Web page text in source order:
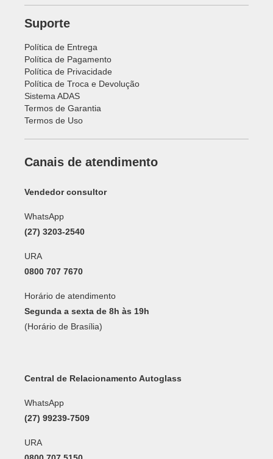
Suporte
Política de Entrega
Política de Pagamento
Política de Privacidade
Política de Troca e Devolução
Sistema ADAS
Termos de Garantia
Termos de Uso
Canais de atendimento
Vendedor consultor
WhatsApp
(27) 3203-2540
URA
0800 707 7670
Horário de atendimento
Segunda a sexta de 8h às 19h
(Horário de Brasília)
Central de Relacionamento Autoglass
WhatsApp
(27) 99239-7509
URA